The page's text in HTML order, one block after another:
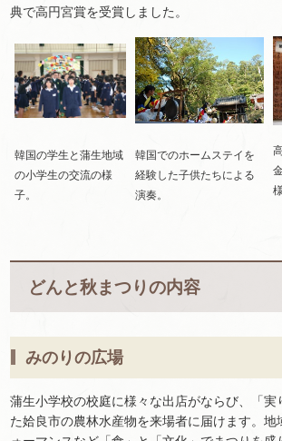
典で高円宮賞を受賞しました。
韓国の学生と蒲生地域
の小学生の交流の様
子。
韓国でのホームステイを
経験した子供たちによる
演奏。
どんと秋まつりの内容
みのりの広場
蒲生小学校の校庭に様々な出店がならび、「実
た姶良市の農林水産物を来場者に届けます。地